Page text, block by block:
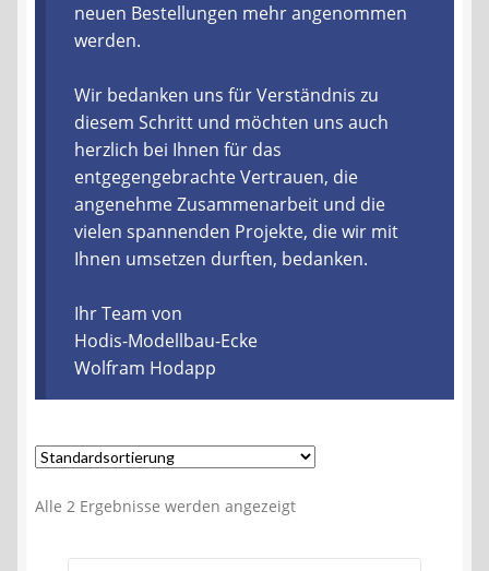
Gutschein
Batterien- und Akku Verordnung
Elektro- und Elektronikgeräte Verordnung
Öle- und Schmierstoff Verordnung
Vereine & Foren
Kontakt
neuen Bestellungen mehr angenommen
werden.
Wir bedanken uns für Verständnis zu
diesem Schritt und möchten uns auch
herzlich bei Ihnen für das
entgegengebrachte Vertrauen, die
angenehme Zusammenarbeit und die
vielen spannenden Projekte, die wir mit
Ihnen umsetzen durften, bedanken.
Ihr Team von
Hodis-Modellbau-Ecke
Wolfram Hodapp
Alle 2 Ergebnisse werden angezeigt